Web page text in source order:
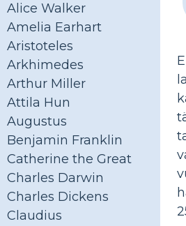
Alice Walker
Amelia Earhart
Aristoteles
Arkhimedes
Arthur Miller
Attila Hun
Augustus
Benjamin Franklin
Catherine the Great
Charles Darwin
Charles Dickens
Claudius